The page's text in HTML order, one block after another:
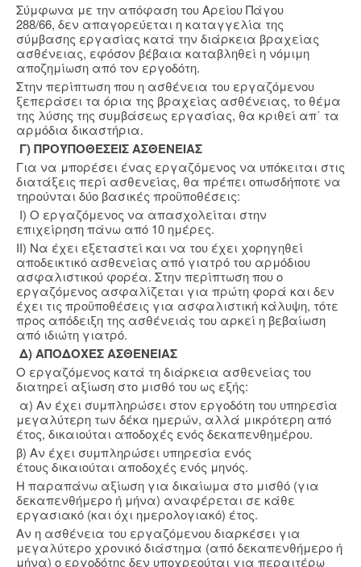
Σύμφωνα με την απόφαση του Αρείου Πάγου
288/66, δεν απαγορεύεται η καταγγελία της
σύμβασης εργασίας κατά την διάρκεια βραχείας
ασθένειας, εφόσον βέβαια καταβληθεί η νόμιμη
αποζημίωση από τον εργοδότη.
Στην περίπτωση που η ασθένεια του εργαζόμενου
ξεπεράσει τα όρια της βραχείας ασθένειας, το θέμα
της λύσης της συμβάσεως εργασίας, θα κριθεί απ΄ τα
αρμόδια δικαστήρια.
Γ) ΠΡΟΫΠΟΘΕΣΕΙΣ ΑΣΘΕΝΕΙΑΣ
Για να μπορέσει ένας εργαζόμενος να υπόκειται στις
διατάξεις περί ασθενείας, θα πρέπει οπωσδήποτε να
τηρούνται δύο βασικές προϋποθέσεις:
Ι) Ο εργαζόμενος να απασχολείται στην
επιχείρηση πάνω από 10 ημέρες.
ΙΙ) Να έχει εξεταστεί και να του έχει χορηγηθεί
αποδεικτικό ασθενείας από γιατρό του αρμόδιου
ασφαλιστικού φορέα. Στην περίπτωση που ο
εργαζόμενος ασφαλίζεται για πρώτη φορά και δεν
έχει τις προϋποθέσεις για ασφαλιστική κάλυψη, τότε
προς απόδειξη της ασθένειάς του αρκεί η βεβαίωση
από ιδιώτη γιατρό.
Δ) ΑΠΟΔΟΧΕΣ ΑΣΘΕΝΕΙΑΣ
Ο εργαζόμενος κατά τη διάρκεια ασθενείας του
διατηρεί αξίωση στο μισθό του ως εξής:
α) Αν έχει συμπληρώσει στον εργοδότη του υπηρεσία
μεγαλύτερη των δέκα ημερών, αλλά μικρότερη από
έτος, δικαιούται αποδοχές ενός δεκαπενθημέρου.
β) Αν έχει συμπληρώσει υπηρεσία ενός
έτους δικαιούται αποδοχές ενός μηνός.
Η παραπάνω αξίωση για δικαίωμα στο μισθό (για
δεκαπενθήμερο ή μήνα) αναφέρεται σε κάθε
εργασιακό (και όχι ημερολογιακό) έτος.
Αν η ασθένεια του εργαζόμενου διαρκέσει για
μεγαλύτερο χρονικό διάστημα (από δεκαπενθήμερο ή
μήνα) ο εργοδότης δεν υποχρεούται για περαιτέρω